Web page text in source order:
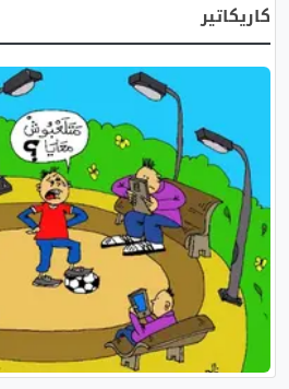
كاريكاتير
كاريكاتير اليوم
عرض كل الصور